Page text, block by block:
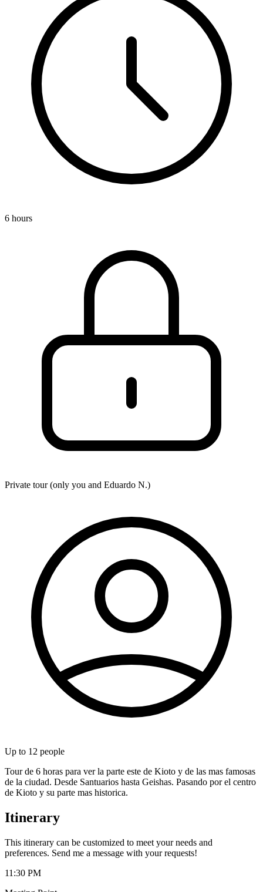
6 hours
Private tour (only you and Eduardo N.)
Up to 12 people
Tour de 6 horas para ver la parte este de Kioto y de las mas famosas
de la ciudad. Desde Santuarios hasta Geishas. Pasando por el centro
de Kioto y su parte mas historica.
Itinerary
This itinerary can be customized to meet your needs and
preferences. Send me a message with your requests!
11:30 PM